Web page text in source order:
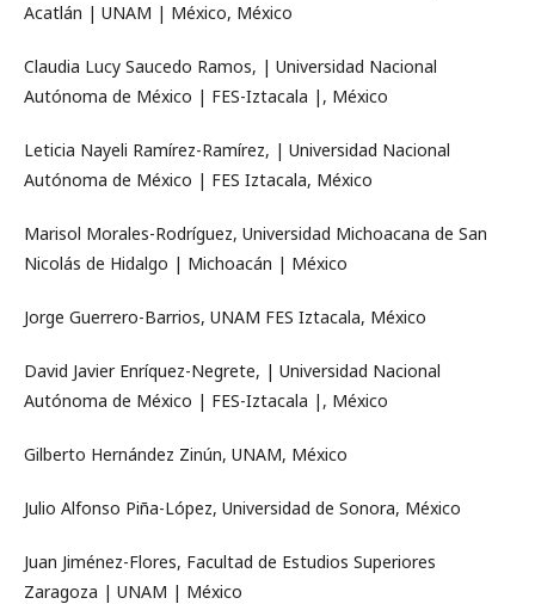
Acatlán | UNAM | México, México
Claudia Lucy Saucedo Ramos, | Universidad Nacional
Autónoma de México | FES-Iztacala |, México
Leticia Nayeli Ramírez-Ramírez, | Universidad Nacional
Autónoma de México | FES Iztacala, México
Marisol Morales-Rodríguez, Universidad Michoacana de San
Nicolás de Hidalgo | Michoacán | México
Jorge Guerrero-Barrios, UNAM FES Iztacala, México
David Javier Enríquez-Negrete, | Universidad Nacional
Autónoma de México | FES-Iztacala |, México
Gilberto Hernández Zinún, UNAM, México
Julio Alfonso Piña-López, Universidad de Sonora, México
Juan Jiménez-Flores, Facultad de Estudios Superiores
Zaragoza | UNAM | México